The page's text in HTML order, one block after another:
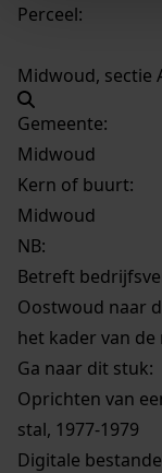
Perceel:
Midwoud, sectie
Gemeente:
Midwoud
Kern of buurt:
Midwoud
NB:
Betreft
Oostwoud naar
het kader van
Ga naar dit stuk:
Oprichten van
stal, 1977-1979
Digitale